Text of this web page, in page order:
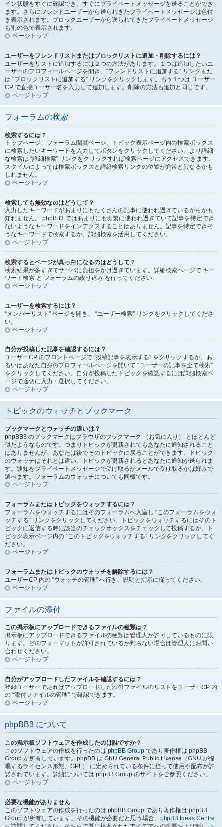
イン状態をすぐに確認でき、すぐにプライベートメッセージを送ることができ
ます。さらにフレンドユーザーから送られきたプライベートメッセージは色付
き表示されます。ブロックユーザーから送られてきたプライベートメッセージ
も別の色で表示されます。
ページトップ
ユーザーをフレンドリストまたはブロックリストに追加・削除するには？
ユーザーをリストに追加するには２つの方法があります。１つは追加したいユ
ーザーのプロフィールページを開き、“フレンドリストに追加する” リンクまた
は “ブロックリストに追加する” リンクをクリックします。もう１つは ユーザー
CP で直接ユーザー名を入力して追加します。削除の方法も追加と同じです。
ページトップ
フォーラムの検索
検索するには？
トップページ、フォーラム閲覧ページ、トピック表示ページ内の検索ボックス
に検索したいキーワードを入力してボタンをクリックしてください。より詳細
な検索は “詳細検索” リンクをクリックすれば検索ページにアクセスできます。
スタイルによっては検索ボックスと詳細検索リンクの位置が通常と異なるかも
しれません。
ページトップ
検索しても無効なのはどうして？
入力したキーワードがあまりにもたくさんの記事に使われ過ぎているからかも
知れません。 phpBB3 ではあまりにも頻繁に使われ過ぎていて記事を特定でき
ないようなキーワードをインデクスすることはありません。記事を特定できそ
うなキーワードで検索するか、詳細検索を活用してください。
ページトップ
検索するとページが真っ白になるのはどうして？
検索結果が多すぎてサーバに負担をかけ過ぎています。詳細検索ページで キー
ワード検索 と フォーラムの絞り込み を行ってください。
ページトップ
ユーザーを検索するには？
“メンバーリスト” ページを開き、 “ユーザー検索” リンクをクリックしてくださ
い。
ページトップ
自分が投稿した記事を確認するには？
ユーザーCP のフロントページで “投稿記事を表示する” をクリックするか、あ
るいはあなた自身のプロフィールページを開いて “ユーザーの記事を全て検索”
をクリックしてください。自分が投稿したトピックを確認するには詳細検索ペ
ージで適切に入力・選択してください。
ページトップ
トピックのウォッチとブックマーク
ブックマークとウォッチの違いは？
phpBB3 のブックマークはブラウザのブックマーク （お気に入り） とほとんど
似たようなものです。つまりトピックが更新されてもあなたに通知されること
はありませんが、あなたは後でそのトピックに戻ることができます。トピック
のウォッチはそれとは違い、トピックが更新されるとあなたに通知が送られま
す。通知をプライベートメッセージで受け取るかメールで受け取るかは好みで
選べます。フォーラムのウォッチについても同様です。
ページトップ
フォーラムまたはトピックをウォッチするには？
フォーラムをウォッチするにはそのフォーラムへ入室し “このフォーラムをウォ
ッチする” リンクをクリックしてください。トピックをウォッチするにはそのト
ピックに返信する時に該当のチェックボックスをチェックして投稿するか、ト
ピック表示ページ内の “このトピックをウォッチする” リンクをクリックしてく
ださい。
ページトップ
フォーラムまたはトピックのウォッチを解除するには？
ユーザーCP 内の “ウォッチの管理” へ行き、説明と指示に従ってください。
ページトップ
ファイルの添付
この掲示板にアップロードできるファイルの種類は？
掲示板にアップロードできるファイルの種類は管理人が許可しているものに限
ります。どのフォーマットが許可されているか判らない場合は管理人にお問い
合わせください。
ページトップ
自分がアップロードしたファイルを確認するには？
登録ユーザーであればアップロードした添付ファイルのリストをユーザーCP 内
の “添付ファイルの管理” で確認できます。
ページトップ
phpBB3 について
この掲示板ソフトウェアを作成したのは誰ですか？
このソフトウェアの作成を行ったのは phpBB Group であり著作権は phpBB
Group が所有しています。phpBB は GNU General Public License（GNU が提
唱するライセンス形態、GPL） に定められている条件に従って使用や配布が許
諾されています。詳細については phpBB Group のサイトをご参照ください。
ページトップ
必要な機能がありません
このソフトウェアの作成を行ったのは phpBB Group であり著作権は phpBB
Group が所有しています。その機能が必要だと思う場合、 phpBB Ideas Centre